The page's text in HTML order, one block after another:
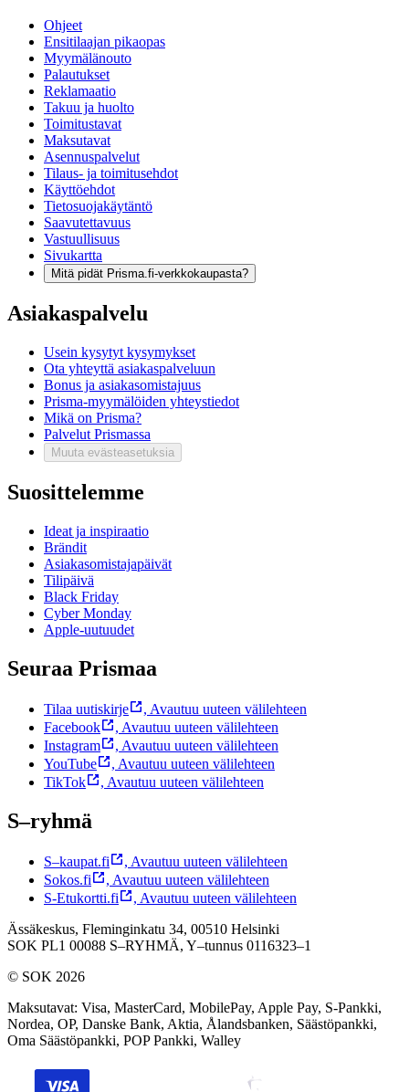
Ohjeet
Ensitilaajan pikaopas
Myymälänouto
Palautukset
Reklamaatio
Takuu ja huolto
Toimitustavat
Maksutavat
Asennuspalvelut
Tilaus- ja toimitusehdot
Käyttöehdot
Tietosuojakäytäntö
Saavutettavuus
Vastuullisuus
Sivukartta
Mitä pidät Prisma.fi-verkkokaupasta?
Asiakaspalvelu
Usein kysytyt kysymykset
Ota yhteyttä asiakaspalveluun
Bonus ja asiakasomistajuus
Prisma-myymälöiden yhteystiedot
Mikä on Prisma?
Palvelut Prismassa
Muuta evästeasetuksia
Suosittelemme
Ideat ja inspiraatio
Brändit
Asiakasomistajapäivät
Tilipäivä
Black Friday
Cyber Monday
Apple-uutuudet
Seuraa Prismaa
Tilaa uutiskirje , Avautuu uuteen välilehteen
Facebook
, Avautuu uuteen välilehteen
Instagram
, Avautuu uuteen välilehteen
YouTube
, Avautuu uuteen välilehteen
TikTok
, Avautuu uuteen välilehteen
S–ryhmä
S–kaupat.fi , Avautuu uuteen välilehteen
Sokos.fi
, Avautuu uuteen välilehteen
S-Etukortti.fi
, Avautuu uuteen välilehteen
Ässäkeskus, Fleminginkatu 34, 00510 Helsinki
SOK PL1 00088 S–RYHMÄ, Y–tunnus 0116323–1
© SOK 2026
Maksutavat: Visa, MasterCard, MobilePay, Apple Pay, S-Pankki,
Nordea, OP, Danske Bank, Aktia, Ålandsbanken, Säästöpankki,
Oma Säästöpankki, POP Pankki, Walley